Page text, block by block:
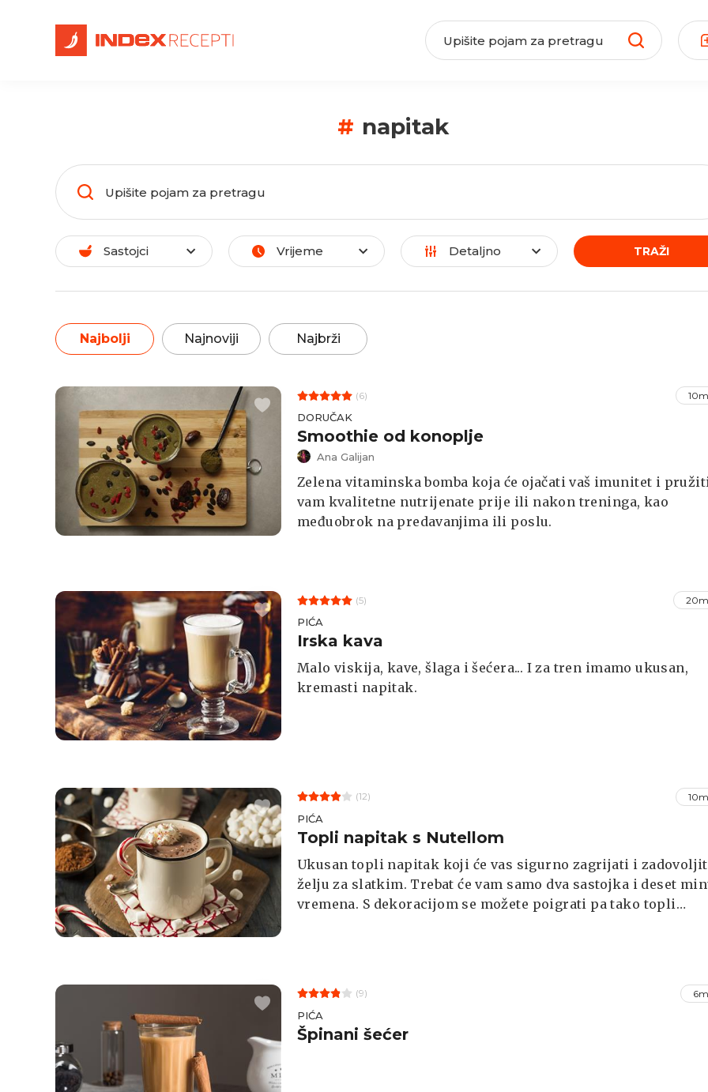
# napitak
Sastojci Vrijeme Detaljno TRAŽI
Najbolji Najnoviji Najbrži
(6)
DORUČAK
Smoothie od konoplje
Ana Galijan
Zelena vitaminska bomba koja će ojačati vaš imunitet i
vam kvalitetne nutrijenate prije ili nakon treninga, kao
međuobrok na predavanjima ili poslu.
(5)
PIĆA
Irska kava
Malo viskija, kave, šlaga i šećera... I za tren imamo ukusan,
kremasti napitak.
(12)
PIĆA
Topli napitak s Nutellom
Ukusan topli napitak koji će vas sigurno zagrijati i
želju za slatkim. Trebat će vam samo dva sastojka i deset
vremena. S dekoracijom se možete poigrati pa tako topli
(9)
PIĆA
Špinani šećer